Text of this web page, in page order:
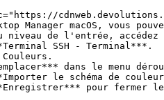
Manager macOS, vous
niveau de l'entrée,
SSH - Terminal***.
dans le menu
le schéma de
pour fermer